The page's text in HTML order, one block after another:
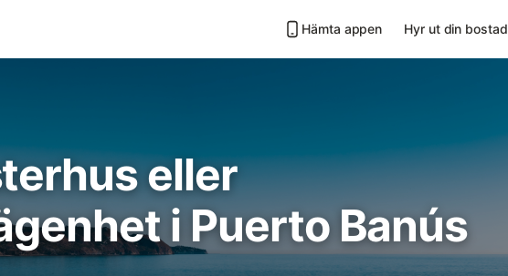
Hämta appen Hyr ut din bostad
eller
i Puerto Banús